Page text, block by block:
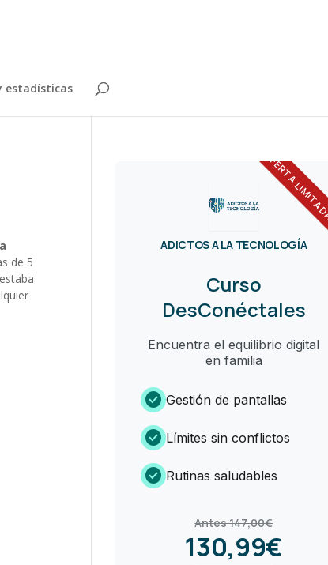
estadísticas
de 5
OFERTA
ADICTOS A LA TECNOLOGÍA
Curso
DesConéctales
Encuentra el equilibrio digital
en familia
check_circle Gestión de pantallas
check_circle Límites sin conflictos
check_circle Rutinas saludables
Antes 147,00€
130,99€